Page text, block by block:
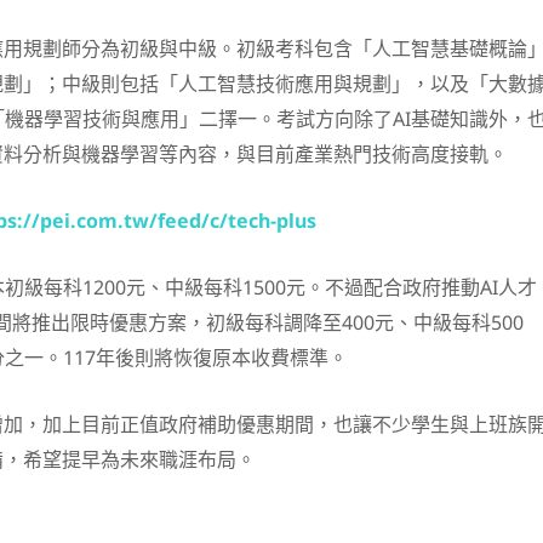
規劃師分為初級與中級。初級考科包含「人工智慧基礎概論」
」；中級則包括「人工智慧技術應用與規劃」，以及「大數
器學習技術與應用」二擇一。考試方向除了AI基礎知識外，
分析與機器學習等內容，與目前產業熱門技術高度接軌。
pei.com.tw/feed/c/tech-plus
級每科1200元、中級每科1500元。不過配合政府推動AI人才
將推出限時優惠方案，初級每科調降至400元、中級每科500
一。117年後則將恢復原本收費標準。
，加上目前正值政府補助優惠期間，也讓不少學生與上班族
希望提早為未來職涯布局。